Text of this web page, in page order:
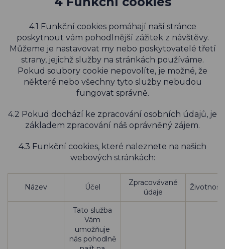
4.1 Funkční cookies pomáhají naší stránce
poskytnout vám pohodlnější zážitek z návštěvy.
Můžeme je nastavovat my nebo poskytovatelé třetí
strany, jejichž služby na stránkách používáme.
Pokud soubory cookie nepovolíte, je možné, že
některé nebo všechny tyto služby nebudou
fungovat správně.
4.2 Pokud dochází ke zpracování osobních údajů, je
základem zpracování náš oprávněný zájem.
4.3 Funkční cookies, které naleznete na našich
webových stránkách:
Název Účel
Zpracovávané
údaje
Životnost
Tato služba
Vám
umožňuje
nás pohodlně